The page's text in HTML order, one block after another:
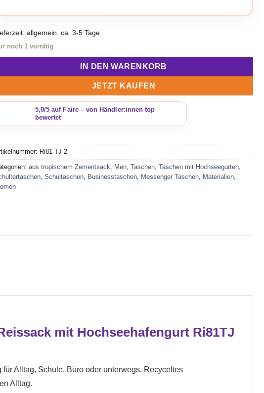
allgemein: ca. 3-5 Tage
noch 1 vorrätig
IN DEN WARENKORB
JETZT KAUFEN
Ri81-TJ 2
aus tropischem Zementsack, Men, Taschen, Taschen mit Hochseegurten,
, Schultaschen, Businesstaschen, Messenger Taschen, Materialien,
mit Hochseehafengurt Ri81TJ
Alltag, Schule, Büro oder unterwegs. Recyceltes
Alltag.